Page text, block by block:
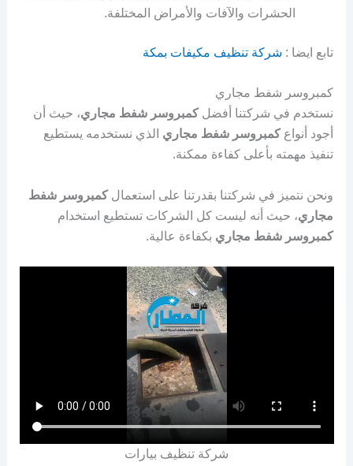
الحشرات والآفات والأمراض المختلفة.
تابع ايضا : شركة تنظيف مكيفات بمكة
كمبروسر شفط مجاري
نستخدم في شركتنا أفضلكمبروسر شفط مجاري، حيث أن
أجود أنواعكمبروسر شفط مجاري الذي نستخدمه يستطيع
تنفيذ مهمته بأعلى كفاءة ممكنة.
ونحن نتميز في شركتنا بقدرتنا على استعمالكمبروسر شفط
مجاري، حيث أنه ليست كل الشركات تستطيع استخدام
كمبروسر شفط مجاري بكفاءة عالية.
شركة تنظيف بيارات